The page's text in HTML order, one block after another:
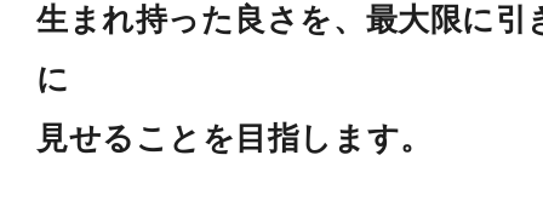
生まれ持った良さを、最大限に引
に
見せることを目指します。